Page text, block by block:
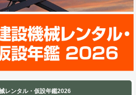
レンタル・仮設年鑑2026